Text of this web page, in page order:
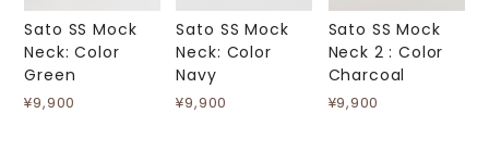
Sato SS Mock
Neck: Color
Green
¥9,900
Sato SS Mock
Neck: Color
Navy
¥9,900
Sato SS Mock
Neck 2 : Color
Charcoal
¥9,900